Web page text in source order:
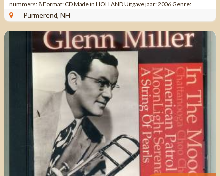
nummers: 8 Format: CD Made in HOLLAND Uitgave jaar: 2006 Genre:
Electronic, Hip Hop, Jazz, ...
Purmerend, NH